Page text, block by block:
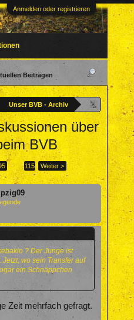
Anmelden oder registrieren
Unser BVB - Archiv
über
BVB
→ 115 Weiter >
? Der Junge ist
wo sein Transfer auf
ein Schnäppchen
Zeit mehrfach gefragt.
Beiträgen